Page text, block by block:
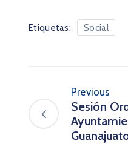
Etiquetas: Social
Previous
Sesión